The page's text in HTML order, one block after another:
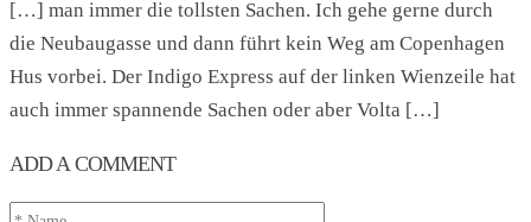
[…] man immer die tollsten Sachen. Ich gehe gerne durch
die Neubaugasse und dann führt kein Weg am Copenhagen
Hus vorbei. Der Indigo Express auf der linken Wienzeile hat
auch immer spannende Sachen oder aber Volta […]
ADD A COMMENT